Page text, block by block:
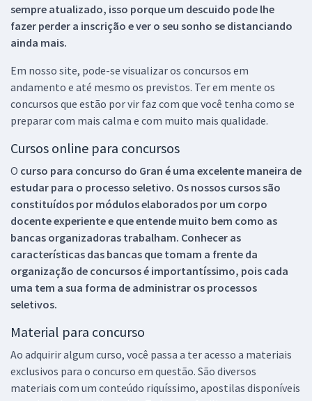
sempre atualizado, isso porque um descuido pode lhe
fazer perder a inscrição e ver o seu sonho se distanciando
ainda mais.
Em nosso site, pode-se visualizar os concursos em
andamento e até mesmo os previstos. Ter em mente os
concursos que estão por vir faz com que você tenha como se
preparar com mais calma e com muito mais qualidade.
Cursos online para concursos
O curso para concurso do Gran é uma excelente maneira de
estudar para o processo seletivo. Os nossos cursos são
constituídos por módulos elaborados por um corpo
docente experiente e que entende muito bem como as
bancas organizadoras trabalham. Conhecer as
características das bancas que tomam a frente da
organização de concursos é importantíssimo, pois cada
uma tem a sua forma de administrar os processos
seletivos.
Material para concurso
Ao adquirir algum curso, você passa a ter acesso a materiais
exclusivos para o concurso em questão. São diversos
materiais com um conteúdo riquíssimo, apostilas disponíveis